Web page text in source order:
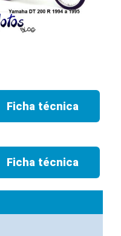
Ficha técnica
Ficha técnica